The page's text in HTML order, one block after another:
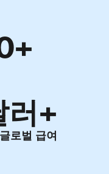
러+
로벌 급여